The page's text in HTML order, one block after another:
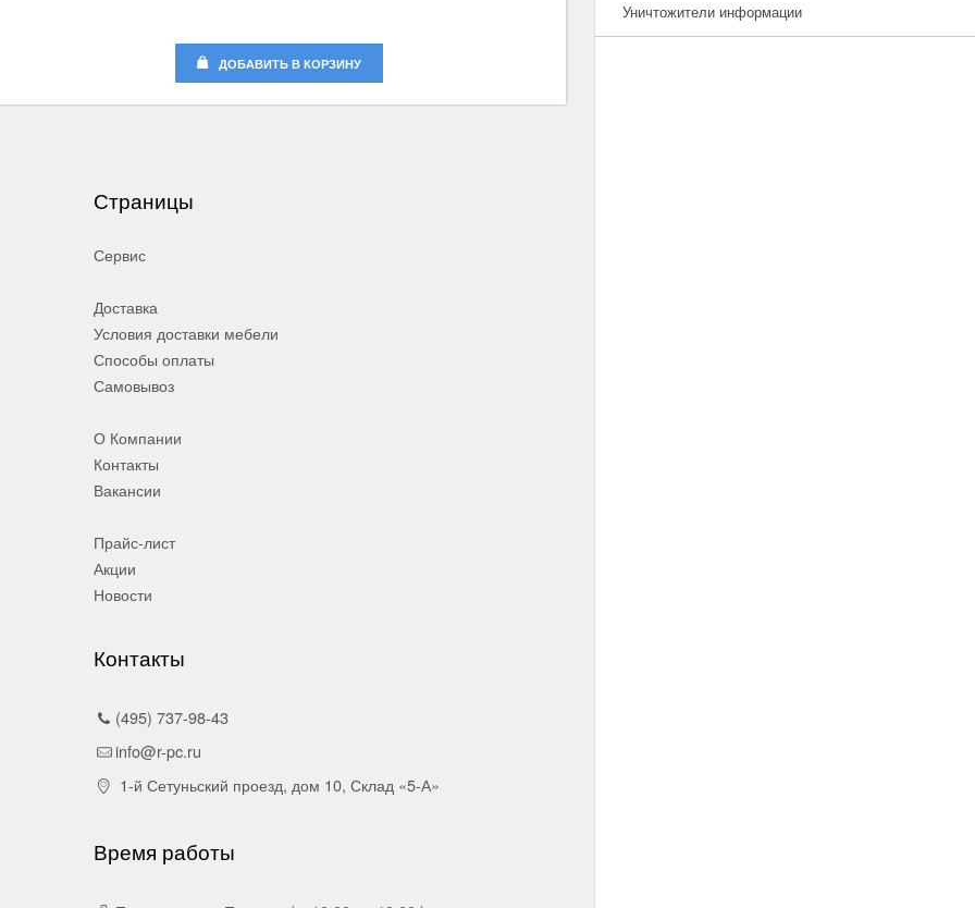
Уничтожители информации
ДОБАВИТЬ В КОРЗИНУ
Страницы
Сервис
Доставка
Условия доставки мебели
Способы оплаты
Самовывоз
О Компании
Контакты
Вакансии
Прайс-лист
Акции
Новости
Контакты
(495) 737-98-43
info@r-pc.ru
1-й Сетуньский проезд, дом 10, Склад «5-А»
Время работы